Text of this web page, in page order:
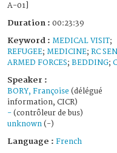
A-01]
Duration : 00:23:39
Keyword : MEDICAL VISIT;
REFUGEE; MEDICINE; RC
ARMED FORCES; BEDDING;
Speaker :
BORY, Françoise (délégué
information, CICR)
-(contrôleur de bus)
unknown(-)
Language : French